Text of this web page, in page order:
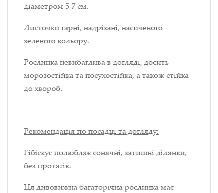
діаметром 5-7 см.
Листочки гарні, надрізані, насиченого
зеленого кольору.
Рослинка невибаглива в догляді, досить
морозостійка та посухостійка, а також стійка
до хвороб.
Рекомендація по посадці та догляду:
Гібіскус полюбляє сонячні, затишні ділянки,
без протягів.
Ця дивовижна багаторічна рослинка має